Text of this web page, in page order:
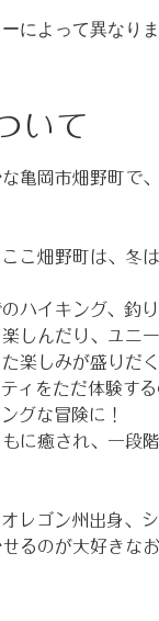
によって異なり
いて
亀岡市畑野町で
こ畑野町は、冬
ハイキング、釣
しんだり、ユニ
楽しみが盛りだく
ィをただ体験す
グな冒険に！
に癒され、一段
レゴン州出身、
るのが大好きな